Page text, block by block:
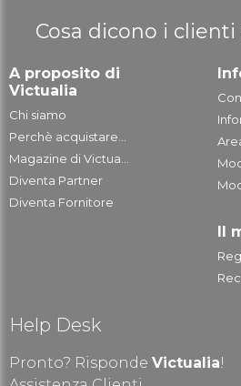
Cosa dicono i
A proposito di
Victualia
Chi siamo
Perchè acquistare...
Magazine di Victua...
Diventa Partner
Diventa Fornitore
Il
Help Desk
Pronto? Risponde Victualia!